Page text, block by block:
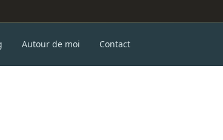
Autour de moi Contact